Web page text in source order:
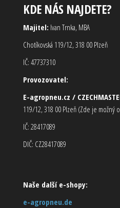
KDE NÁS NAJDETE?
Majitel: Ivan Trnka, MBA
Chotíkovská 119/12, 318 00 Plzeň
IČ: 47737310
Provozovatel:
E-agropneu.cz /
119/12, 318 00 Plzeň (Zde je možný
IČ: 28417089
DIČ: CZ28417089
Naše další e-shopy:
e-agropneu.de